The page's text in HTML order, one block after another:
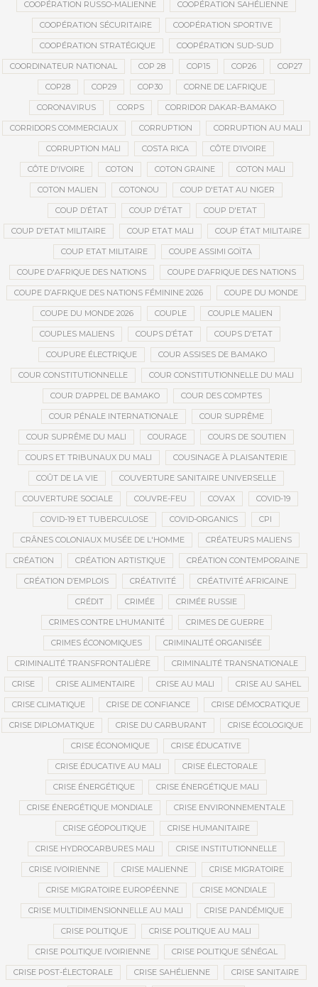
COOPÉRATION RUSSO-MALIENNE COOPÉRATION SAHÉLIENNE
COOPÉRATION SÉCURITAIRE COOPÉRATION SPORTIVE
COOPÉRATION STRATÉGIQUE COOPÉRATION SUD-SUD
COORDINATEUR NATIONAL COP 28 COP15 COP26 COP27
COP28 COP29 COP30 CORNE DE L’AFRIQUE
CORONAVIRUS CORPS CORRIDOR DAKAR-BAMAKO
CORRIDORS COMMERCIAUX CORRUPTION CORRUPTION AU MALI
CORRUPTION MALI COSTA RICA CÔTE D’IVOIRE
CÔTE D'IVOIRE COTON COTON GRAINE COTON MALI
COTON MALIEN COTONOU COUP D'ETAT AU NIGER
COUP D’ÉTAT COUP D'ÉTAT COUP D'ETAT
COUP D'ETAT MILITAIRE COUP ETAT MALI COUP ÉTAT MILITAIRE
COUP ETAT MILITAIRE COUPE ASSIMI GOÏTA
COUPE D'AFRIQUE DES NATIONS COUPE D’AFRIQUE DES NATIONS
COUPE D’AFRIQUE DES NATIONS FÉMININE 2026 COUPE DU MONDE
COUPE DU MONDE 2026 COUPLE COUPLE MALIEN
COUPLES MALIENS COUPS D’ÉTAT COUPS D'ETAT
COUPURE ÉLECTRIQUE COUR ASSISES DE BAMAKO
COUR CONSTITUTIONNELLE COUR CONSTITUTIONNELLE DU MALI
COUR D’APPEL DE BAMAKO COUR DES COMPTES
COUR PÉNALE INTERNATIONALE COUR SUPRÊME
COUR SUPRÊME DU MALI COURAGE COURS DE SOUTIEN
COURS ET TRIBUNAUX DU MALI COUSINAGE À PLAISANTERIE
COÛT DE LA VIE COUVERTURE SANITAIRE UNIVERSELLE
COUVERTURE SOCIALE COUVRE-FEU COVAX COVID-19
COVID-19 ET TUBERCULOSE COVID-ORGANICS CPI
CRÂNES COLONIAUX MUSÉE DE L'HOMME CRÉATEURS MALIENS
CRÉATION CRÉATION ARTISTIQUE CRÉATION CONTEMPORAINE
CRÉATION D’EMPLOIS CRÉATIVITÉ CRÉATIVITÉ AFRICAINE
CRÉDIT CRIMÉE CRIMÉE RUSSIE
CRIMES CONTRE L’HUMANITÉ CRIMES DE GUERRE
CRIMES ÉCONOMIQUES CRIMINALITÉ ORGANISÉE
CRIMINALITÉ TRANSFRONTALIÈRE CRIMINALITÉ TRANSNATIONALE
CRISE CRISE ALIMENTAIRE CRISE AU MALI CRISE AU SAHEL
CRISE CLIMATIQUE CRISE DE CONFIANCE CRISE DÉMOCRATIQUE
CRISE DIPLOMATIQUE CRISE DU CARBURANT CRISE ÉCOLOGIQUE
CRISE ÉCONOMIQUE CRISE ÉDUCATIVE
CRISE ÉDUCATIVE AU MALI CRISE ÉLECTORALE
CRISE ÉNERGÉTIQUE CRISE ÉNERGÉTIQUE MALI
CRISE ÉNERGÉTIQUE MONDIALE CRISE ENVIRONNEMENTALE
CRISE GÉOPOLITIQUE CRISE HUMANITAIRE
CRISE HYDROCARBURES MALI CRISE INSTITUTIONNELLE
CRISE IVOIRIENNE CRISE MALIENNE CRISE MIGRATOIRE
CRISE MIGRATOIRE EUROPÉENNE CRISE MONDIALE
CRISE MULTIDIMENSIONNELLE AU MALI CRISE PANDÉMIQUE
CRISE POLITIQUE CRISE POLITIQUE AU MALI
CRISE POLITIQUE IVOIRIENNE CRISE POLITIQUE SÉNÉGAL
CRISE POST-ÉLECTORALE CRISE SAHÉLIENNE CRISE SANITAIRE